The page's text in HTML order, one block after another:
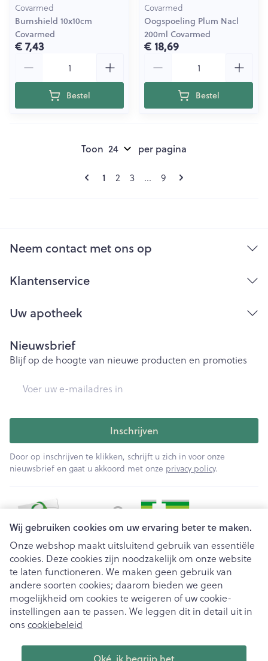
Wij gebruiken cookies om uw ervaring beter te maken.
Onze webshop maakt uitsluitend gebruik van essentiële
cookies. Deze cookies zijn noodzakelijk om onze website
te laten functioneren. We maken geen gebruik van
andere soorten cookies; daarom bieden we geen
mogelijkheid om cookies te weigeren of uw cookie-
instellingen aan te passen. We leggen dit in detail uit in
ons cookiebeleid
Covarmed
Burnshield 10x10cm
Covarmed
€ 7,43
Bestel
Covarmed
Oogspoeling Plum Nacl
200ml Covarmed
€ 18,69
Bestel
Pagina's
U lees momenteel pagina
1 Pagina
2 Pagina
3 ... Pagina
9
Toon per pagina
Neem contact met ons op
Klantenservice
Uw apotheek
Nieuwsbrief
Blijf op de hoogte van nieuwe producten en promoties
Inschrijven
Door op inschrijven te klikken, schrijft u zich in voor onze
nieuwsbrief en gaat u akkoord met onze privacy policy.
Juridische links